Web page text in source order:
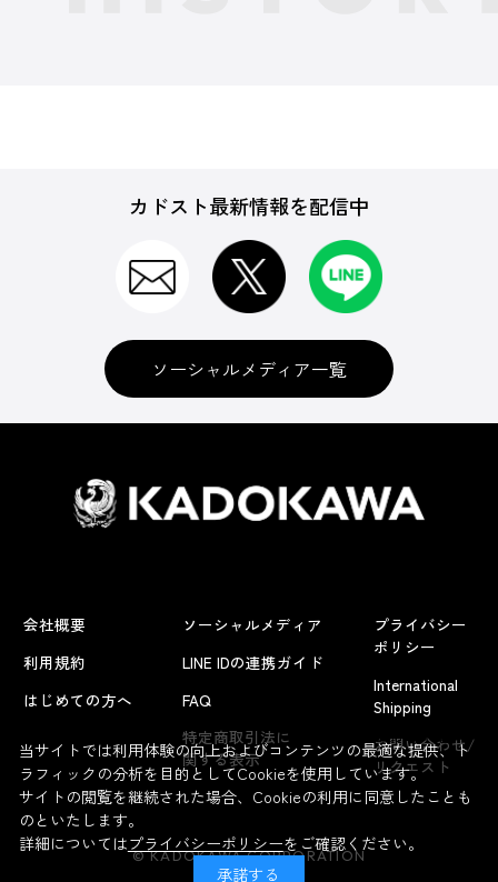
よくあるお問い合わせ
カドスト最新情報を配信中
ソーシャルメディア一覧
会社概要
利用規約
はじめての方へ
ソーシャルメディア
LINE IDの連携ガイド
FAQ
特定商取引法に
関する表示
プライバシー
ポリシー
International
Shipping
お問い合わせ/
リクエスト
© KADOKAWA CORPORATION
当サイトでは利用体験の向上およびコンテンツの最適な提供、ト
ラフィックの分析を目的としてCookieを使用しています。
サイトの閲覧を継続された場合、Cookieの利用に同意したことも
のといたします。
詳細についてはプライバシーポリシーをご確認ください。
承諾する